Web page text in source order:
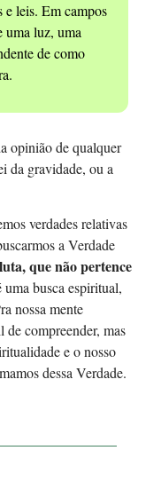
e leis. Em campos
uma luz, uma
de como
opinião de qualquer
da gravidade, ou a
verdades relativas
a Verdade
que não pertence
uma busca espiritual,
nossa mente
compreender, mas
e o nosso
dessa Verdade.